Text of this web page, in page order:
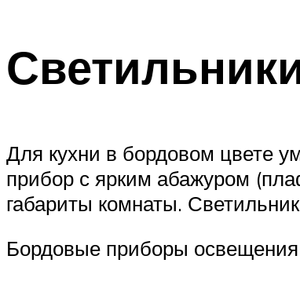
Для кухни в бордовом цвете
прибор с ярким абажуром
габариты комнаты.
Бордовые приборы